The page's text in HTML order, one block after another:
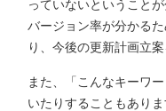
っていないということ
バージョン率が分かる
り、今後の更新計画立
また、「こんなキーワ
いたりすることもあり